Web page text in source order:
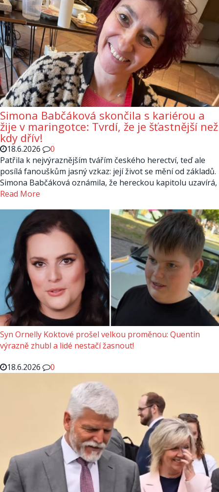
Simona Babčáková skončila s kariérou a
žije v maringotce: Tvrdí, že je šťastnější než
kdy dřív!
18.6.2026
0
Patřila k nejvýraznějším tvářím českého herectví, teď ale
posílá fanouškům jasný vzkaz: její život se mění od základů.
Simona Babčáková oznámila, že hereckou kapitolu uzavírá,
Read More
Syn Ornelly Koktové prošel velkou proměnou: Quentin
výrazně zhubl a lidé nestačí žasnout!
18.6.2026
0